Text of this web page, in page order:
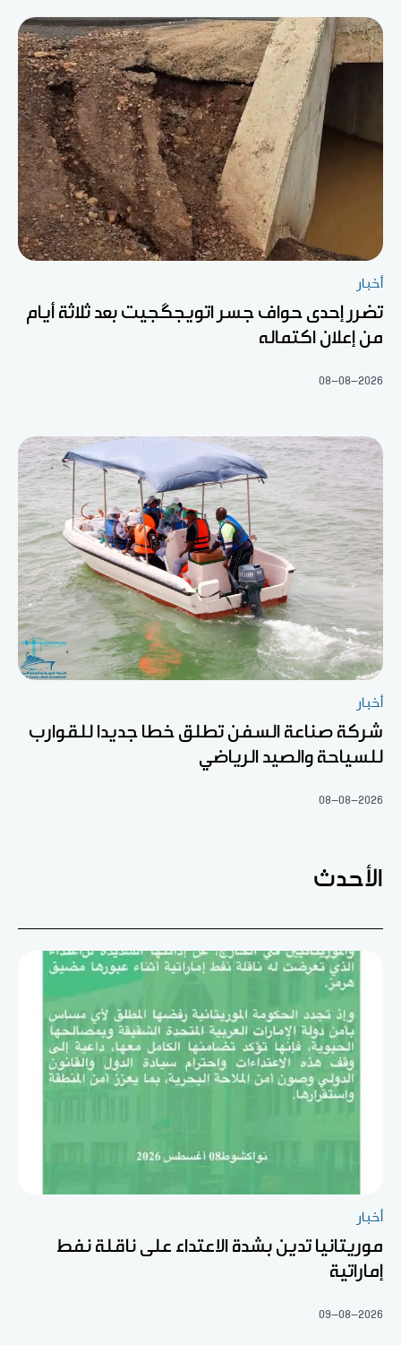
أخبار
تضرر إحدى حواف جسر اتويجگجيت بعد ثلاثة أيام
من إعلان اكتماله
08-08-2026
أخبار
شركة صناعة السفن تطلق خطا جديدا للقوارب
للسياحة والصيد الرياضي
08-08-2026
الأحدث
أخبار
موريتانيا تدين بشدة الاعتداء على ناقلة نفط
إماراتية
09-08-2026